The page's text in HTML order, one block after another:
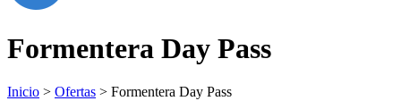
Formentera Day Pass
Inicio > Ofertas > Formentera Day Pass